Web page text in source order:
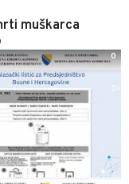
muškarca
0